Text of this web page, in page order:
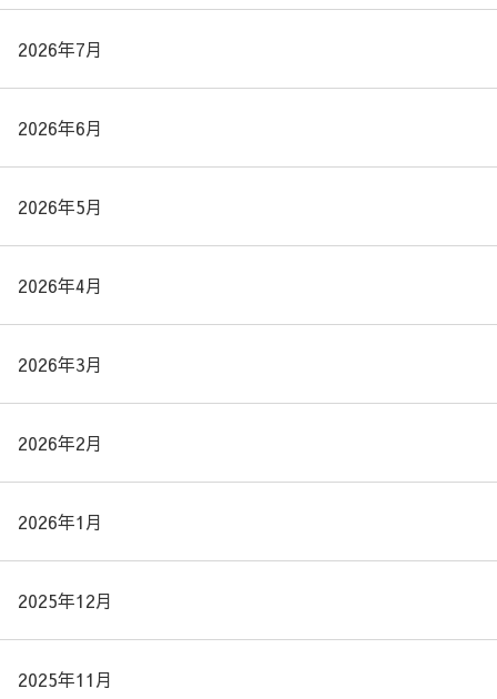
2026年7月
2026年6月
2026年5月
2026年4月
2026年3月
2026年2月
2026年1月
2025年12月
2025年11月